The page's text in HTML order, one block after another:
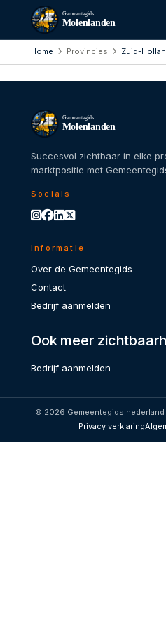
Gemeentegids
Molenlanden
Home Provincies Zuid-
Gemeentegids
Molenlanden
Succesvol zichtbaar in elke
marktpositie met
Socials
Informatie
Over de Gemeentegids
Contact
Bedrijf aanmelden
Ook meer
Bedrijf aanmelden
© 2026 Gemeentegids
Privacy verklaring